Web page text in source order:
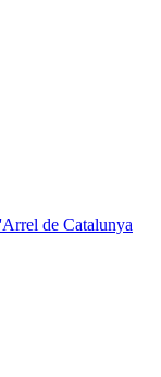
de Catalunya